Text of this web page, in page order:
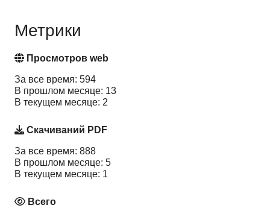
Метрики
Просмотров web
За все время: 594
В прошлом месяце: 13
В текущем месяце: 2
Скачиваний PDF
За все время: 888
В прошлом месяце: 5
В текущем месяце: 1
Всего